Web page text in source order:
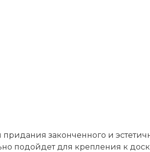
законченного и
подойдет для крепления к